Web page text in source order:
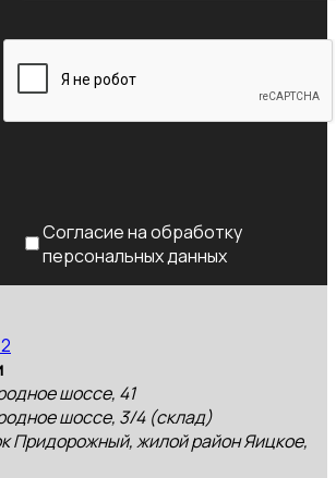
Согласие на обработку
персональных данных
шоссе, 41
шоссе, 3/4 (склад)
Придорожный, жилой район Яицкое,